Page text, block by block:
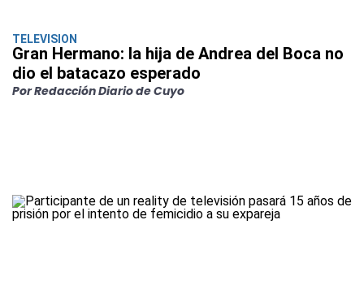
TELEVISION
Gran Hermano: la hija de Andrea del Boca no
dio el batacazo esperado
Por Redacción Diario de Cuyo